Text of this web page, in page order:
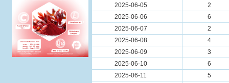
2025-06-05
2
2025-06-06
6
2025-06-07
2
2025-06-08
4
2025-06-09
3
2025-06-10
6
2025-06-11
5